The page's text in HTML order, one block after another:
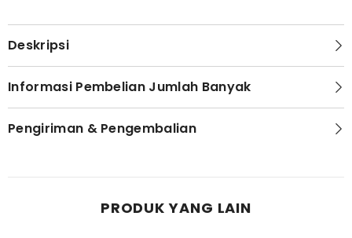
Deskripsi
Informasi Pembelian Jumlah Banyak
Pengiriman & Pengembalian
PRODUK YANG LAIN